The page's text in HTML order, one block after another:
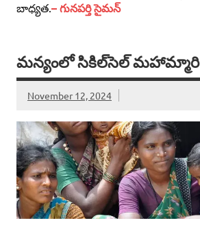
బాధ్యత.– గునపర్తి సైమన్‌
మన్యంలో సికిల్‌సెల్‌ మహామ్మారి
November 12, 2024